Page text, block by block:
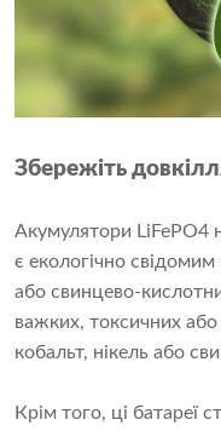
Збережіть
Акумулятори LiFePO4
є екологічно свідомим
або свинцево-
важких, токсичних або
кобальт, нікель або
Крім того, ці батареї